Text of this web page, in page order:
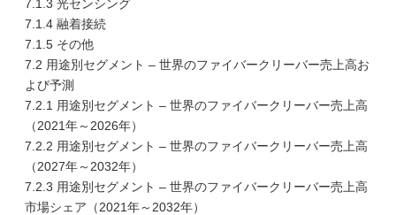
7.1.3 光センシング
7.1.4 融着接続
7.1.5 その他
7.2 用途別セグメント – 世界のファイバークリーバー売上高お
よび予測
7.2.1 用途別セグメント – 世界のファイバークリーバー売上高
（2021年～2026年）
7.2.2 用途別セグメント – 世界のファイバークリーバー売上高
（2027年～2032年）
7.2.3 用途別セグメント – 世界のファイバークリーバー売上高
市場シェア（2021年～2032年）